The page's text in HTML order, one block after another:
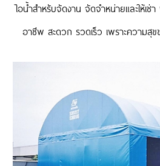
ไอน้ำสำหรับจัดงาน จัดจำหน่ายและให้เ
อาชีพ สะดวก รวดเร็ว เพราะความสุข